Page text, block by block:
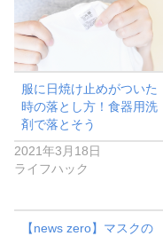
服に日焼け止めがついた
時の落とし方！食器用洗
剤で落とそう
2021年3月18日
ライフハック
【news zero】マスクの